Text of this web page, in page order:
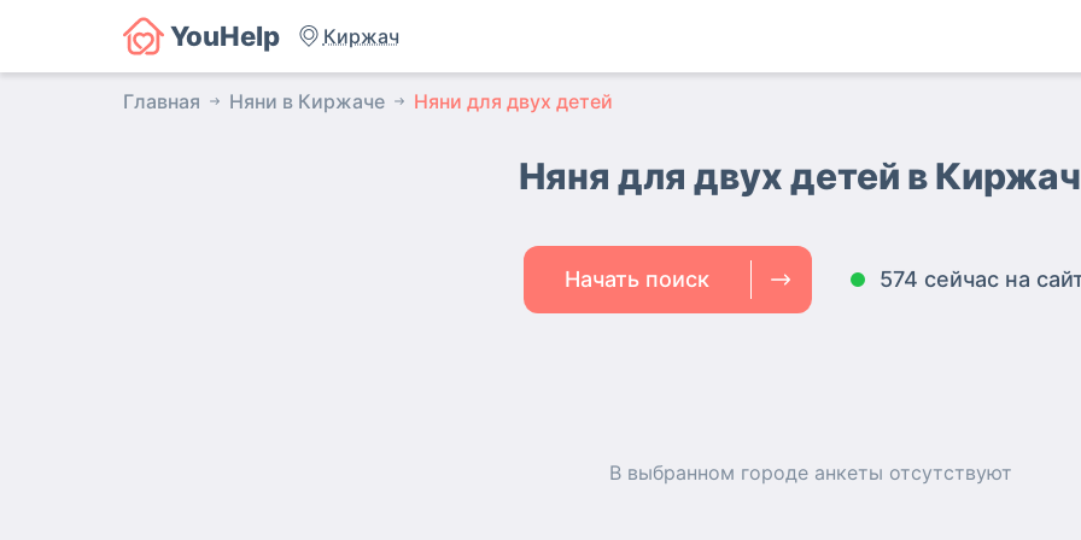
YouHelp Киржач
Главная Няни в Киржаче Няни для двух детей
Няня для двух детей в
Начать поиск 574 сейчас на
В выбранном городе анкеты отсутствуют